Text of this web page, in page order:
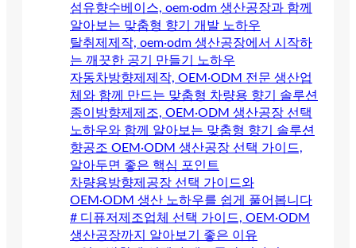
섬유향수베이스, oem·odm 생산공장과 함께
알아보는 맞춤형 향기 개발 노하우
탈취제제작, oem·odm 생산공장에서 시작하
는 깨끗한 공기 만들기 노하우
자동차방향제제작, OEM·ODM 전문 생산업
체와 함께 만드는 맞춤형 차량용 향기 솔루션
종이방향제제조, OEM·ODM 생산공장 선택
노하우와 함께 알아보는 맞춤형 향기 솔루션
향공조 OEM·ODM 생산공장 선택 가이드,
알아두면 좋은 핵심 포인트
차량용방향제공장 선택 가이드와
OEM·ODM 생산 노하우를 쉽게 풀어봅니다
# 디퓨저제조업체 선택 가이드, OEM·ODM
생산공장까지 알아보기 좋은 이유